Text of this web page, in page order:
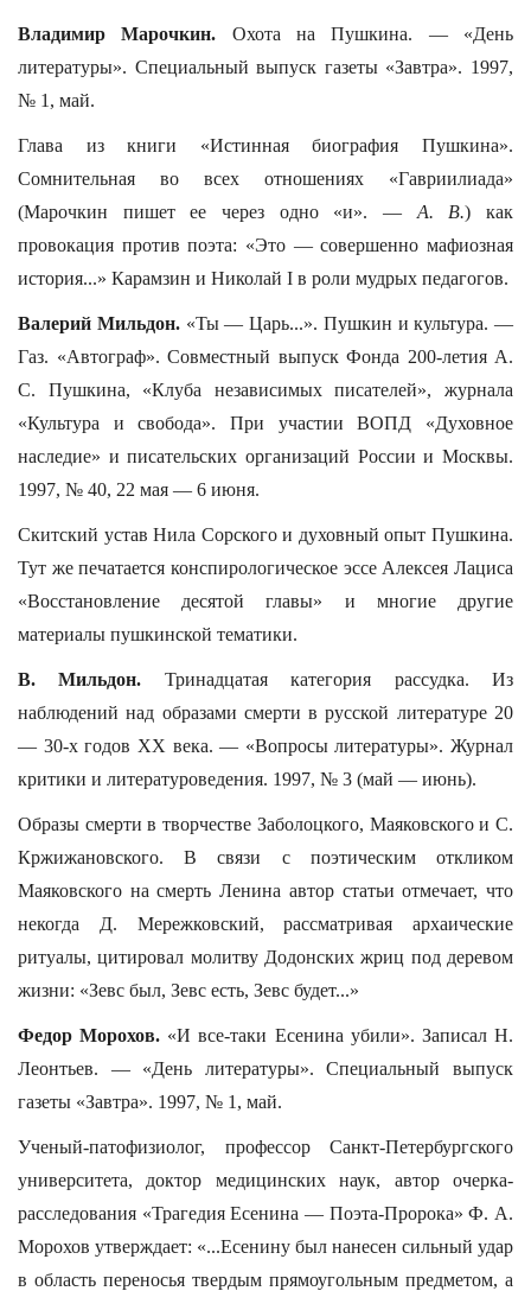
Владимир Марочкин. Охота на Пушкина. — «День
литературы». Специальный выпуск газеты «Завтра». 1997,
№ 1, май.
Глава из книги «Истинная биография Пушкина».
Сомнительная во всех отношениях «Гавриилиада»
(Марочкин пишет ее через одно «и». — А. В.) как
провокация против поэта: «Это — совершенно мафиозная
история...» Карамзин и Николай I в роли мудрых педагогов.
Валерий Мильдон.«Ты — Царь...». Пушкин и культура. —
Газ. «Автограф». Совместный выпуск Фонда 200-летия А.
С. Пушкина, «Клуба независимых писателей», журнала
«Культура и свобода». При участии ВОПД «Духовное
наследие» и писательских организаций России и Москвы.
1997, № 40, 22 мая — 6 июня.
Скитский устав Нила Сорского и духовный опыт Пушкина.
Тут же печатается конспирологическое эссе Алексея Лациса
«Восстановление десятой главы» и многие другие
материалы пушкинской тематики.
В. Мильдон. Тринадцатая категория рассудка. Из
наблюдений над образами смерти в русской литературе 20
— 30-х годов ХХ века. — «Вопросы литературы». Журнал
критики и литературоведения. 1997, № 3 (май — июнь).
Образы смерти в творчестве Заболоцкого, Маяковского и С.
Кржижановского. В связи с поэтическим откликом
Маяковского на смерть Ленина автор статьи отмечает, что
некогда Д. Мережковский, рассматривая архаические
ритуалы, цитировал молитву Додонских жриц под деревом
жизни: «Зевс был, Зевс есть, Зевс будет...»
Федор Морохов. «И все-таки Есенина убили». Записал Н.
Леонтьев. — «День литературы». Специальный выпуск
газеты «Завтра». 1997, № 1, май.
Ученый-патофизиолог, профессор Санкт-Петербургского
университета, доктор медицинских наук, автор очерка-
расследования «Трагедия Есенина — Поэта-Пророка» Ф. А.
Морохов утверждает: «...Есенину был нанесен сильный удар
в область переносья твердым прямоугольным предметом, а